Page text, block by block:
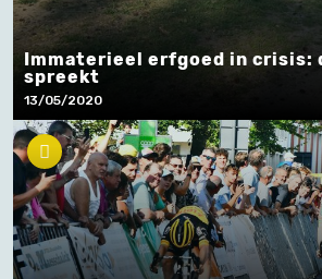
Immaterieel erfgoed in crisis:
spreekt
13/05/2020